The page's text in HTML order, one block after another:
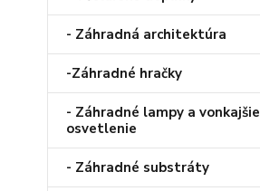
- Záhradná architektúra
-Záhradné hračky
- Záhradné lampy a vonkajšie
osvetlenie
- Záhradné substráty